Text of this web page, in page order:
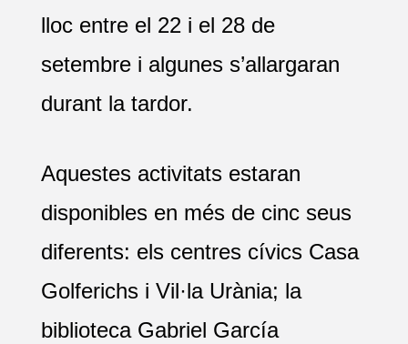
lloc entre el 22 i el 28 de
setembre i algunes s’allargaran
durant la tardor.
Aquestes activitats estaran
disponibles en més de cinc seus
diferents: els centres cívics Casa
Golferichs i Vil·la Urània; la
biblioteca Gabriel García